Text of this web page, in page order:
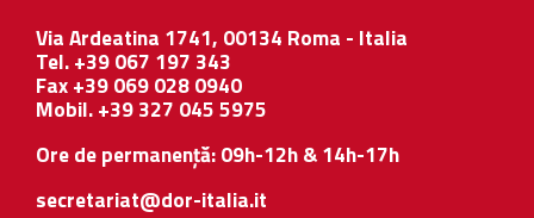
Via Ardeatina 1741, 00134 Roma - Italia
Tel. +39 067 197 343
Fax +39 069 028 0940
Mobil. +39 327 045 5975
Ore de permanență: 09h-12h & 14h-17h
secretariat@dor-italia.it